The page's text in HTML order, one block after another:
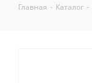
Главная - Каталог -